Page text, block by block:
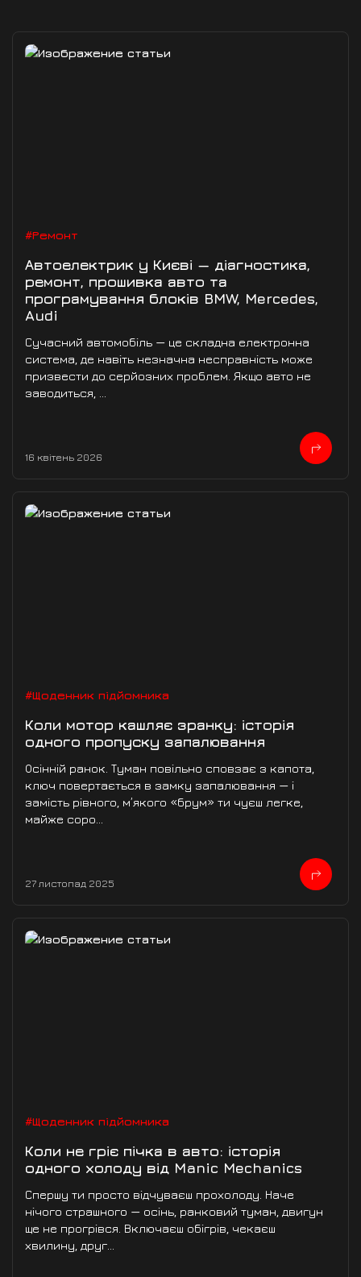
#Ремонт
Автоелектрик у Києві — діагностика,
ремонт, прошивка авто та
програмування блоків BMW, Mercedes,
Audi
Сучасний автомобіль — це складна електронна
система, де навіть незначна несправність може
призвести до серйозних проблем. Якщо авто не
заводиться, ...
16 квітень 2026
#Щоденник підйомника
Коли мотор кашляє зранку: історія
одного пропуску запалювання
Осінній ранок. Туман повільно сповзає з капота,
ключ повертається в замку запалювання — і
замість рівного, м’якого «брум» ти чуєш легке,
майже соро...
27 листопад 2025
#Щоденник підйомника
Коли не гріє пічка в авто: історія
одного холоду від Manic Mechanics
Спершу ти просто відчуваєш прохолоду. Наче
нічого страшного — осінь, ранковий туман, двигун
ще не прогрівся. Включаєш обігрів, чекаєш
хвилину, друг...